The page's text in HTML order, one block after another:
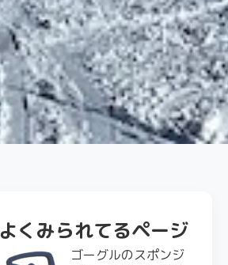
よくみられてるページ
ゴーグルのスポンジ